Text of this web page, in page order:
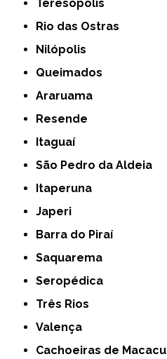
Teresópolis
Rio das Ostras
Nilópolis
Queimados
Araruama
Resende
Itaguaí
São Pedro da Aldeia
Itaperuna
Japeri
Barra do Piraí
Saquarema
Seropédica
Três Rios
Valença
Cachoeiras de Macacu